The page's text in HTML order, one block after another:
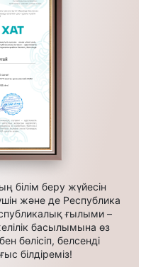
білім беру жүйесін
және де Республика
ғылыми –
басылымына өз
бөлісіп, белсенді
білдіреміз!